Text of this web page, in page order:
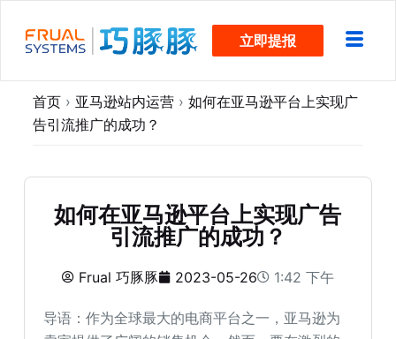
过
立即提报
首页 › 亚马逊站内运营 › 如何在亚马逊平台上实现广
告引流推广的成功？
如何在亚马逊平台上实现广告
引流推广的成功？
Frual 巧豚豚 2023-05-26 1:42 下午
导语：作为全球最大的电商平台之一，亚马逊为